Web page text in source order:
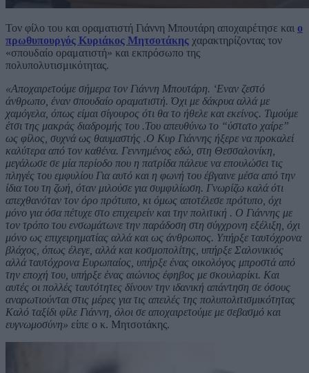
Τον φίλο του και οραματιστή Γιάννη Μπουτάρη αποχαιρέτησε και ο
πρωθυπουργός Κυριάκος Μητσοτάκης χαρακτηρίζοντας τον
«σπουδαίο οραματιστή» και εκπρόσωπο της
πολυπολυτισμικότητας.
«Αποχαιρετούμε σήμερα τον Γιάννη Μπουτάρη. ‘Εναν ζεστό
άνθρωπο, έναν σπουδαίο οραματιστή. Όχι με δάκρυα αλλά με
χαμόγελα, όπως είμαι σίγουρος ότι θα το ήθελε και εκείνος. Τιμούμε
έτσι της μακράς διαδρομής του .Του απευθύνω το “ύστατο χαίρε”
ως φίλος, συχνά ως θαυμαστής .Ο Κυρ Γιάννης ήξερε να προκαλεί
καλύτερα από τον καθένα. Γεννημένος εδώ, στη Θεσσαλονίκη,
μεγάλωσε σε μία περίοδο που η πατρίδα πάλευε να επουλώσει τις
πληγές του εμφυλίου Για αυτό και η φωνή του έβγαινε μέσα από την
ίδια του τη ζωή, όταν μιλούσε για συμφιλίωση. Γνωρίζω καλά ότι
απεχθανόταν τον όρο πρότυπο, κι όμως αποτέλεσε πρότυπο, όχι
μόνο για όσα πέτυχε στο επιχειρείν και την πολιτική . Ο Γιάννης με
τον τρόπο του ενσωμάτωνε την παράδοση στη σύγχρονη εξέλιξη, όχι
μόνο ως επιχειρηματίας αλλά και ως άνθρωπος. Υπήρξε ταυτόχρονα
βλάχος, όπως έλεγε, αλλά και κοσμοπολίτης, υπήρξε Σαλονικιός
αλλά ταυτόχρονα Ευρωπαίος, υπήρξε ένας οικολόγος μπροστά από
την εποχή του, υπήρξε ένας αιώνιος έφηβος με σκουλαρίκι. Και
αυτές οι πολλές ταυτότητες δίνουν την ιδανική απάντηση σε όσους
αναρωτιούνται στις μέρες για τις απειλές της πολυπολιτισμικότητας
Καλό ταξίδι φίλε Γιάννη, όλοι σε αποχαιρετούμε με σεβασμό και
ευγνωμοσύνη» είπε ο κ. Μητσοτάκης.